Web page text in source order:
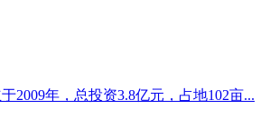
2009年，总投资3.8亿元，占地102亩...